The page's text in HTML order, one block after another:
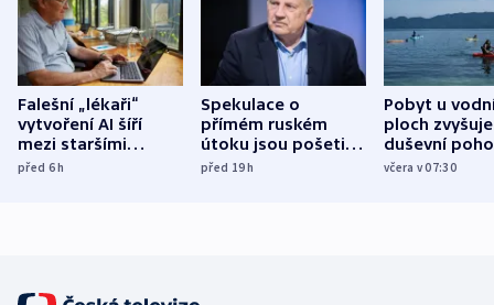
Falešní „lékaři“
vytvoření AI šíří
mezi staršími
Poláky nebezpečné
před 6h
Spekulace o
přímém ruském
útoku jsou pošetilé,
míní estonský
před 19h
Pobyt u
ploch zvyšuje
duševní
ukázala
včera v 07:30